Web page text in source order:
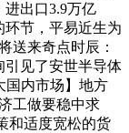
进出口3.9万亿
环节，平易近生为
送来奇点时辰：
引见了安世半导体
国内市场】地方
工做要稳中求
和适度宽松的货